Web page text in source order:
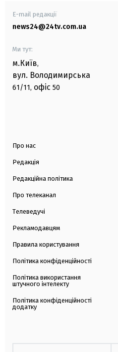
E-mail редакції
news24@24tv.com.ua
Ми тут:
м.Київ,
вул. Володимирська
61/11, офіс 50
Про нас
Редакція
Редакційна політика
Про телеканал
Телеведучі
Рекламодавцям
Правила користування
Політика конфіденційності
Політика використання
штучного інтелекту
Політика конфіденційності
додатку